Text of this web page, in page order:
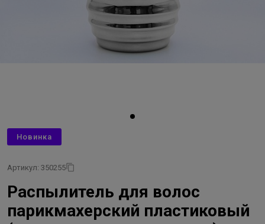
Новинка
Артикул: 350255
Распылитель для волос
парикмахерский пластиковый